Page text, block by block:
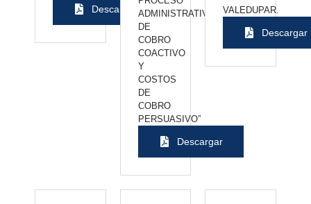
Descargar ADMINISTRATIVO
DE
COBRO
COACTIVO
Y
COSTOS
DE
COBRO
PERSUASIVO”
Descargar
VALEDUPAR.
Descargar